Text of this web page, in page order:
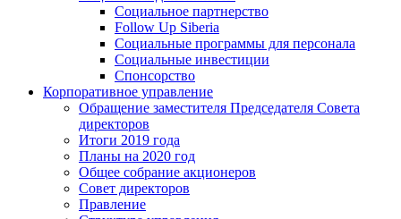
Социальное партнерство
Follow Up Siberia
Социальные программы для персонала
Социальные инвестиции
Спонсорство
Корпоративное управление
Обращение заместителя Председателя Совета
директоров
Итоги 2019 года
Планы на 2020 год
Общее собрание акционеров
Совет директоров
Правление